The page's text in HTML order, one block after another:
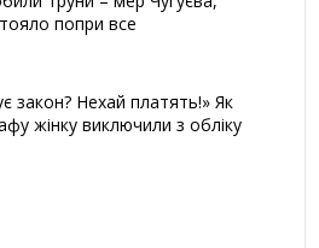
попри все
закон? Нехай платять!» Як
жінку виключили з обліку